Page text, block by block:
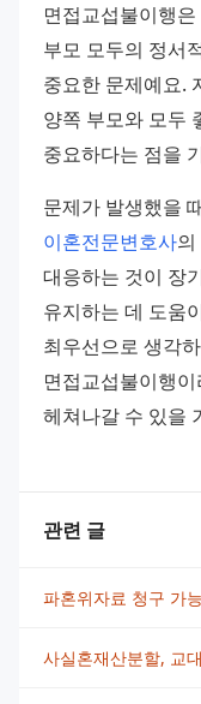
면접교섭불이행
부모 모두의 정서
중요한 문제예요.
양쪽 부모와 모두
중요하다는 점을
이혼전문변호사
대응하는 것이 장
유지하는 데 도움
최우선으로 생각
면접교섭불이행
헤쳐나갈 수 있을
관련 글